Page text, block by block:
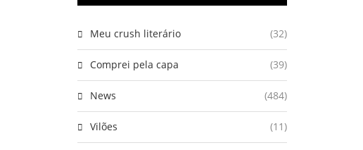
Meu crush literário (32)
Comprei pela capa (39)
News (484)
Vilões (11)